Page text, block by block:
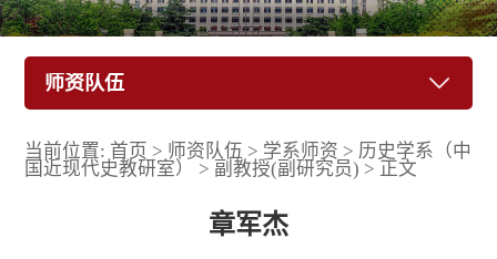
师资队伍
当前位置: 首页 > 师资队伍 > 学系师资 > 历史学系（中
国近现代史教研室）
> 副教授(副研究员) > 正文
章军杰